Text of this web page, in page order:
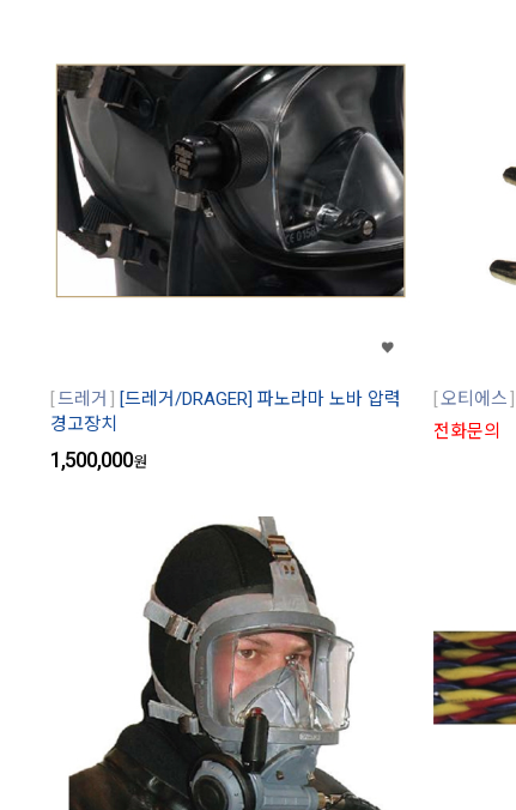
드레거
[드레거/DRAGER] 파노라마 노바 압력
경고장치
1,500,000원
오티에스
전화문의